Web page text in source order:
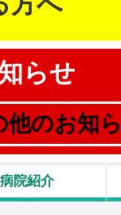
らせ
他のお知
病院紹介